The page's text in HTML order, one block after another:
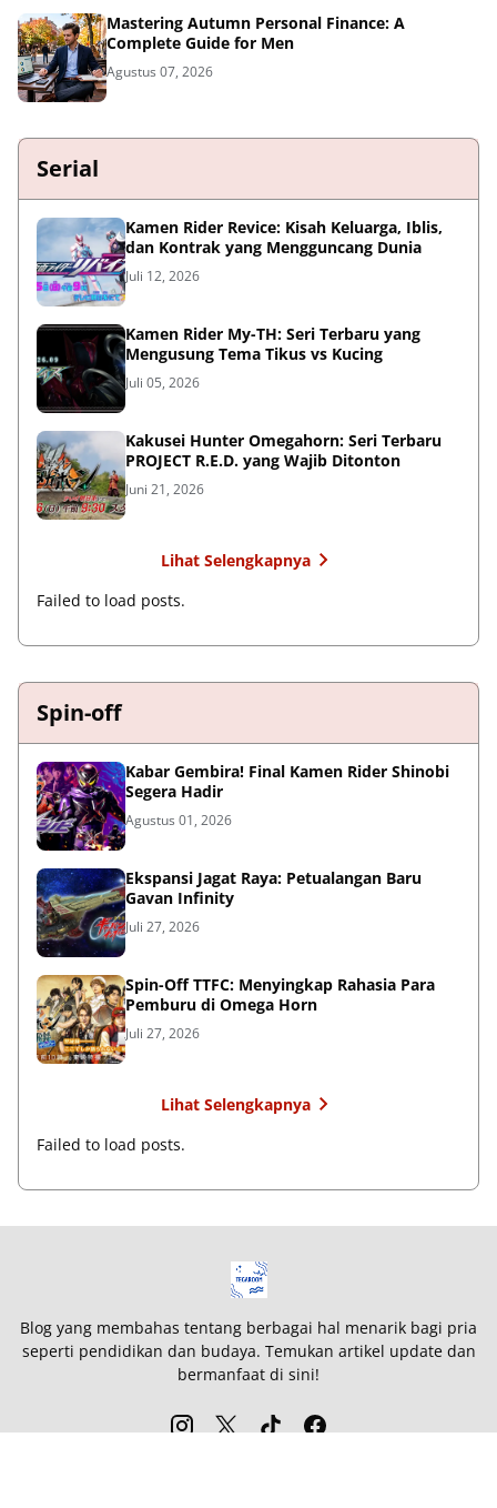
Mastering Autumn Personal Finance: A
Complete Guide for Men
Agustus 07, 2026
Serial
Kamen Rider Revice: Kisah Keluarga, Iblis,
dan Kontrak yang Mengguncang Dunia
Juli 12, 2026
Kamen Rider My-TH: Seri Terbaru yang
Mengusung Tema Tikus vs Kucing
Juli 05, 2026
Kakusei Hunter Omegahorn: Seri Terbaru
PROJECT R.E.D. yang Wajib Ditonton
Juni 21, 2026
Lihat Selengkapnya
Failed to load posts.
Spin-off
Kabar Gembira! Final Kamen Rider Shinobi
Segera Hadir
Agustus 01, 2026
Ekspansi Jagat Raya: Petualangan Baru
Gavan Infinity
Juli 27, 2026
Spin-Off TTFC: Menyingkap Rahasia Para
Pemburu di Omega Horn
Juli 27, 2026
Lihat Selengkapnya
Failed to load posts.
Blog yang membahas tentang berbagai hal menarik bagi pria
seperti pendidikan dan budaya. Temukan artikel update dan
bermanfaat di sini!